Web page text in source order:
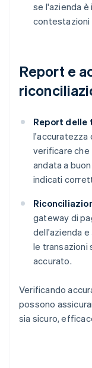
se l'azienda è
contestazioni
Report e
Report delle
l'accuratezza
verificare che
andata a
indicati
gateway di
dell'azienda
le transazioni
accurato.
Verificando
possono
sia sicuro,